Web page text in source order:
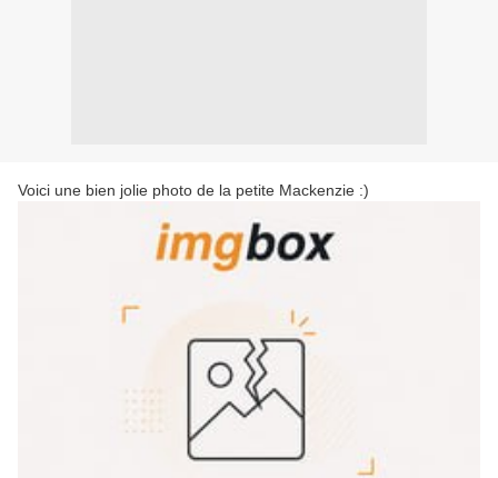
Voici une bien jolie photo de la petite Mackenzie :)